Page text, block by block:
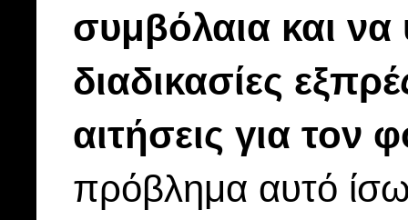
συμβόλαια και
διαδικασίες
αιτήσεις για τον
πρόβλημα αυτό